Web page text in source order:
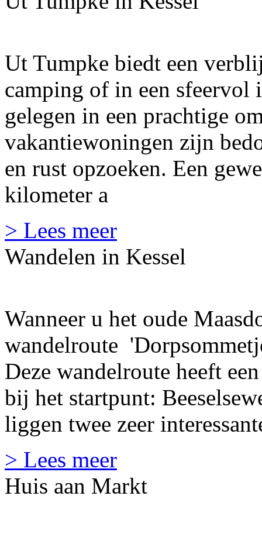
Ut Tumpke biedt een
camping of in een
gelegen in een prachtige
vakantiewoningen zijn
en rust opzoeken. Een
kilometer a
> Lees meer
Wandelen in Kessel
Wanneer u het oude
wandelroute
Deze wandelroute heeft
bij het startpunt:
liggen twee zeer
> Lees meer
Huis aan Markt